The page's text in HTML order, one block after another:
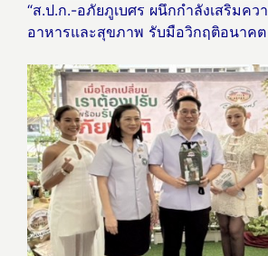
“ส.ป.ก.-อภัยภูเบศร ผนึกกำลังเสริมค
อาหารและสุขภาพ รับมือวิกฤติอนาคต